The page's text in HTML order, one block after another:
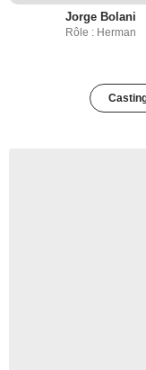
Jorge Bolani
Rôle : Herman